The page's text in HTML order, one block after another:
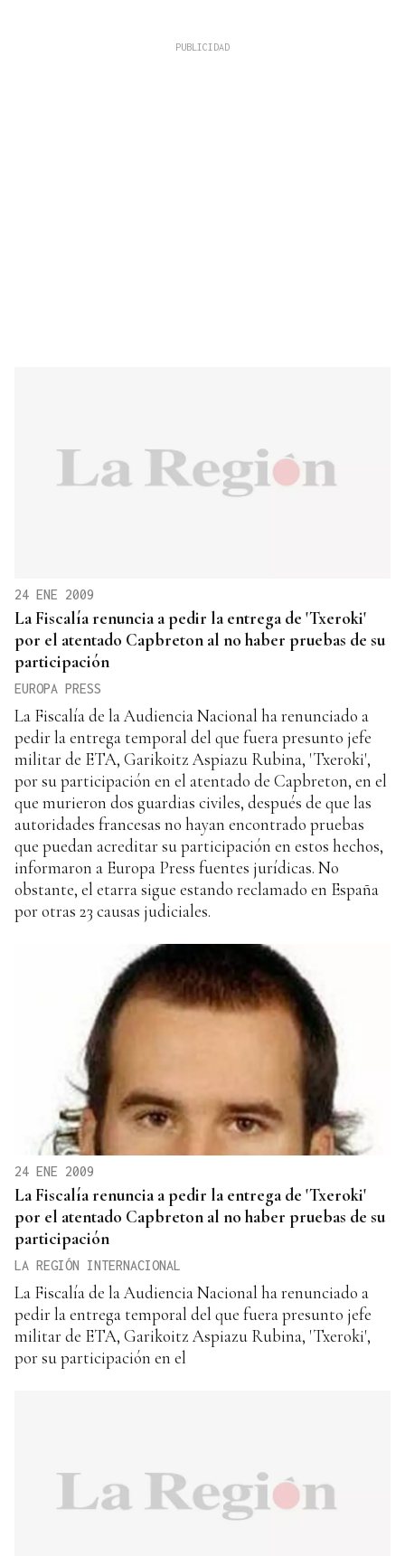
24 ENE 2009
La Fiscalía renuncia a pedir la entrega de 'Txeroki'
por el atentado Capbreton al no haber pruebas de su
participación
EUROPA PRESS
La Fiscalía de la Audiencia Nacional ha renunciado a
pedir la entrega temporal del que fuera presunto jefe
militar de ETA, Garikoitz Aspiazu Rubina, 'Txeroki',
por su participación en el atentado de Capbreton, en el
que murieron dos guardias civiles, después de que las
autoridades francesas no hayan encontrado pruebas
que puedan acreditar su participación en estos hechos,
informaron a Europa Press fuentes jurídicas. No
obstante, el etarra sigue estando reclamado en España
por otras 23 causas judiciales.
24 ENE 2009
La Fiscalía renuncia a pedir la entrega de 'Txeroki'
por el atentado Capbreton al no haber pruebas de su
participación
LA REGIÓN INTERNACIONAL
La Fiscalía de la Audiencia Nacional ha renunciado a
pedir la entrega temporal del que fuera presunto jefe
militar de ETA, Garikoitz Aspiazu Rubina, 'Txeroki',
por su participación en el